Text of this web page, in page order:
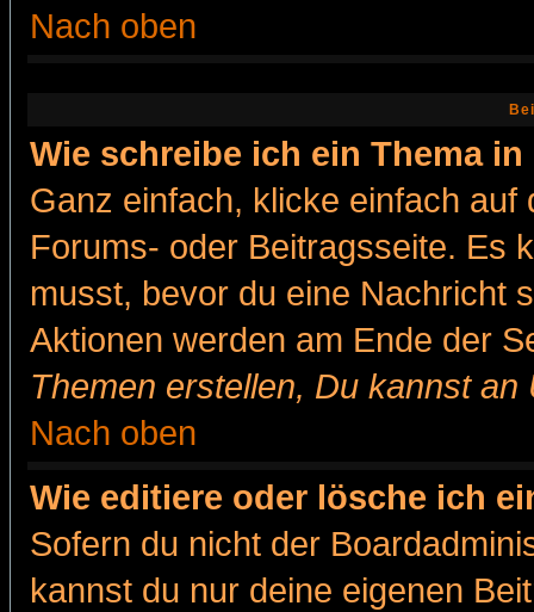
Nach oben
Wie schreibe ich ein Thema
Ganz einfach, klicke einfach
Forums- oder Beitragsseite. Es
musst, bevor du eine Nachricht
Aktionen werden am Ende der
Themen erstellen, Du kannst
Nach oben
Wie editiere oder lösche ich
Sofern du nicht der
kannst du nur deine eigenen